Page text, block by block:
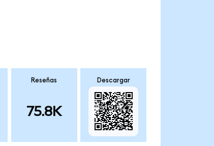
Reseñas
75.8K
Descargar